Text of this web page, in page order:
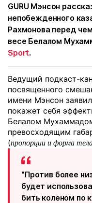
GURU Мэнсон
непобежденного
Рахмонова перед
весе Белалом
Sport.
Ведущий подкаст-
посвященного
имени Мэнсон
покажет себя
Белалом
превосходящим
(пропорции и форма
"Против более
будет
бить коленом по